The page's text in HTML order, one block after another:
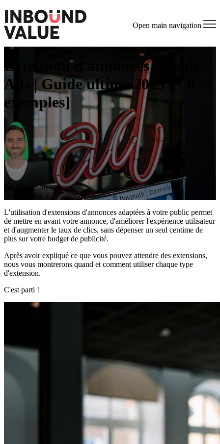
Open main navigation
Extension d'annonces Google
Ads | Guide ultime 2023 [+ 8
exemples]
Marc Sauvage
30/06/22 16:56
L'utilisation d'extensions d'annonces adaptées à votre public permet
de mettre en avant votre annonce, d'améliorer l'expérience utilisateur
et d'augmenter le taux de clics, sans dépenser un seul centime de
plus sur votre budget de publicité.
Après avoir expliqué ce que vous pouvez attendre des extensions,
nous vous montrerons quand et comment utiliser chaque type
d'extension.
C'est parti !